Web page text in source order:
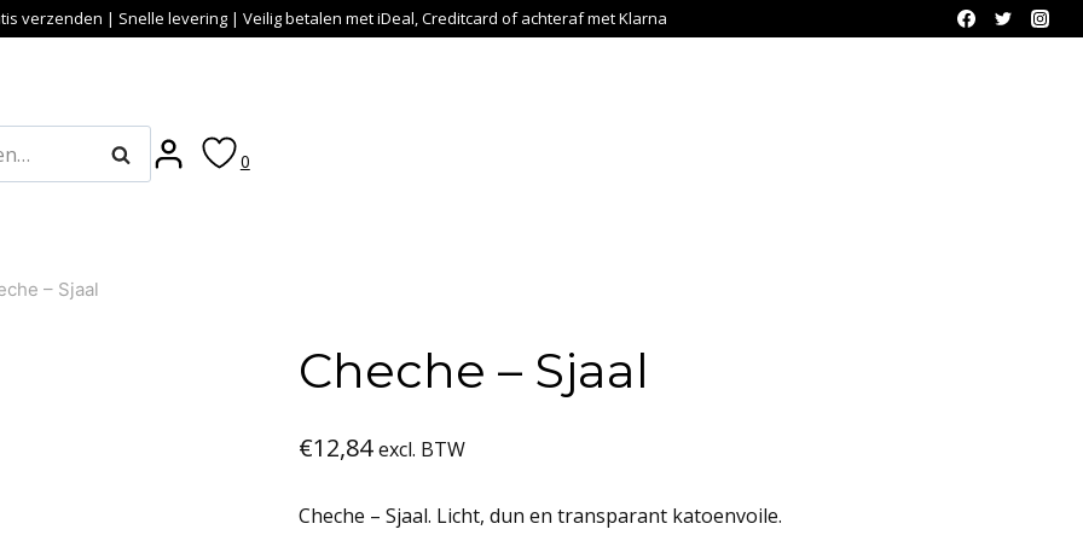
verzenden | Snelle levering | Veilig betalen met iDeal, Creditcard of achteraf met Klarna
Zoeken 0
– Sjaal
Cheche – Sjaal
€12,84 excl. BTW
Cheche – Sjaal. Licht, dun en transparant katoenvoile.